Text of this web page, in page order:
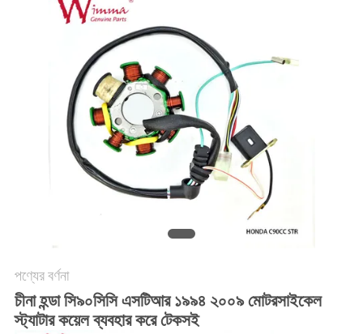
গোপনীয়তা
পণ্যের বর্ণনা
চীনা হন্ডা সি৯০সিসি এসটিআর ১৯৯৪ ২০০৯ মোটরসাইকেল
স্ট্যাটার কয়েল ব্যবহার করে টেকসই